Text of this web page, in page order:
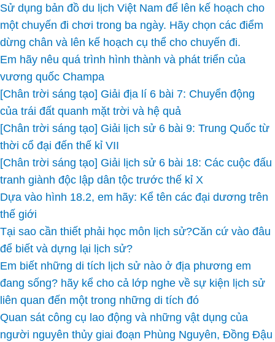
Sử dụng bản đồ du lịch Việt Nam để lên kế hoạch cho
một chuyến đi chơi trong ba ngày. Hãy chọn các điểm
dừng chân và lên kế hoạch cụ thể cho chuyến đi.
Em hãy nêu quá trình hình thành và phát triển của
vương quốc Champa
[Chân trời sáng tạo] Giải địa lí 6 bài 7: Chuyển động
của trái đất quanh mặt trời và hệ quả
[Chân trời sáng tạo] Giải lịch sử 6 bài 9: Trung Quốc từ
thời cổ đại đến thế kỉ VII
[Chân trời sáng tạo] Giải lịch sử 6 bài 18: Các cuộc đấu
tranh giành độc lập dân tộc trước thế kỉ X
Dựa vào hình 18.2, em hãy: Kể tên các đại dương trên
thế giới
Tại sao cần thiết phải học môn lịch sử?Căn cứ vào đâu
để biết và dựng lại lịch sử?
Em biết những di tích lịch sử nào ở địa phương em
đang sống? hãy kể cho cả lớp nghe về sự kiện lịch sử
liên quan đến một trong những di tích đó
Quan sát công cụ lao động và những vật dụng của
người nguyên thủy giai đoạn Phùng Nguyên, Đồng Đậu